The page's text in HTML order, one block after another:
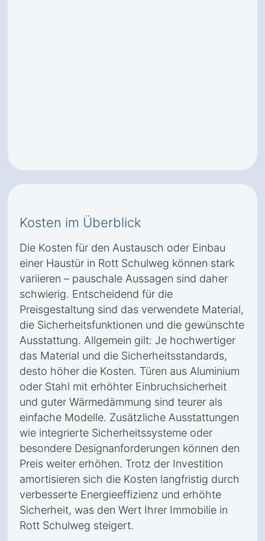
Kosten im Überblick
Die Kosten für den Austausch oder Einbau
einer Haustür in Rott Schulweg können stark
variieren – pauschale Aussagen sind daher
schwierig. Entscheidend für die
Preisgestaltung sind das verwendete Material,
die Sicherheitsfunktionen und die gewünschte
Ausstattung. Allgemein gilt: Je hochwertiger
das Material und die Sicherheitsstandards,
desto höher die Kosten. Türen aus Aluminium
oder Stahl mit erhöhter Einbruchsicherheit
und guter Wärmedämmung sind teurer als
einfache Modelle. Zusätzliche Ausstattungen
wie integrierte Sicherheitssysteme oder
besondere Designanforderungen können den
Preis weiter erhöhen. Trotz der Investition
amortisieren sich die Kosten langfristig durch
verbesserte Energieeffizienz und erhöhte
Sicherheit, was den Wert Ihrer Immobilie in
Rott Schulweg steigert.